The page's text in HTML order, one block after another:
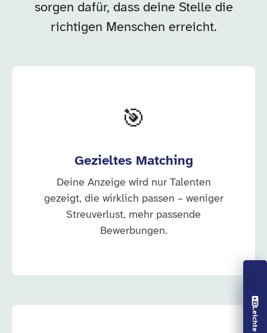
Vorlesen aus
sorgen dafür, dass deine Stelle die
richtigen Menschen erreicht.
🎯
Gezieltes Matching
Deine Anzeige wird nur Talenten
gezeigt, die wirklich passen – weniger
Streuverlust, mehr passende
Bewerbungen.